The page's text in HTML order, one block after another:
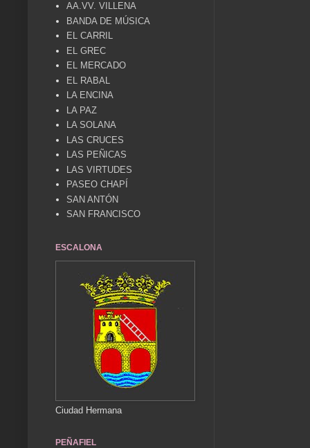
AA.VV. VILLENA
BANDA DE MÚSICA
EL CARRIL
EL GREC
EL MERCADO
EL RABAL
LA ENCINA
LA PAZ
LA SOLANA
LAS CRUCES
LAS PEÑICAS
LAS VIRTUDES
PASEO CHAPÍ
SAN ANTÓN
SAN FRANCISCO
ESCALONA
Ciudad Hermana
PEÑAFIEL